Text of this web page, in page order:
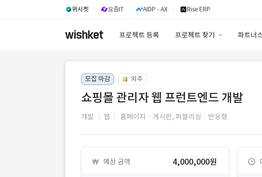
위시켓 요즘IT AIDP - AX Rise ERP
프로젝트 등록 프로젝트 찾기 파트너
모집 마감 외주
쇼핑몰 관리자 웹 프런트엔드 개발
개발 웹 홈페이지ㆍ게시판, 퍼블리싱ㆍ반응형
예상 금액 4,000,000원